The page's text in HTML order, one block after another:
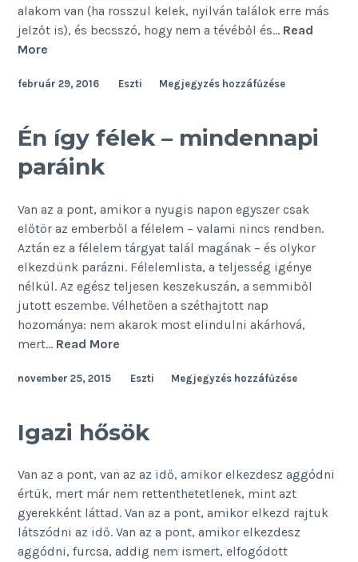
alakom van (ha rosszul kelek, nyilván találok erre más
jelzőt is), és becsszó, hogy nem a tévéből és… Read
More
sportolni
február 29, 2016 Eszti Megjegyzés hozzáfűzése
Én így félek – mindennapi
paráink
Van az a pont, amikor a nyugis napon egyszer csak
előtör az emberből a félelem – valami nincs rendben.
Aztán ez a félelem tárgyat talál magának – és olykor
elkezdünk parázni. Félelemlista, a teljesség igénye
nélkül. Az egész teljesen keszekuszán, a semmiből
jutott eszembe. Vélhetően a széthajtott nap
hozománya: nem akarok most elindulni akárhová,
mert… Read More
félek
paráink
november 25, 2015 Eszti Megjegyzés hozzáfűzése
Igazi hősök
Van az a pont, van az az idő, amikor elkezdesz aggódni
értük, mert már nem rettenthetetlenek, mint azt
gyerekként láttad. Van az a pont, amikor elkezd rajtuk
látszódni az idő. Van az a pont, amikor elkezdesz
aggódni, furcsa, addig nem ismert, elfogódott